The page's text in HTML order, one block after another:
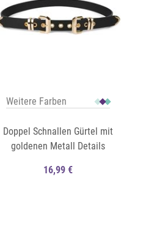
Weitere Farben
Doppel Schnallen Gürtel mit
goldenen Metall Details
16,99 €